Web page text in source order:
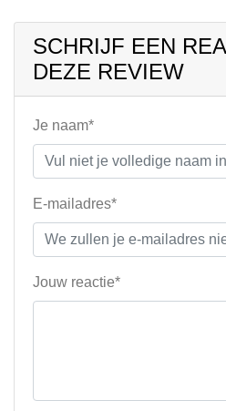
SCHRIJF EEN
DEZE REVIEW
Je naam*
E-mailadres*
Jouw reactie*